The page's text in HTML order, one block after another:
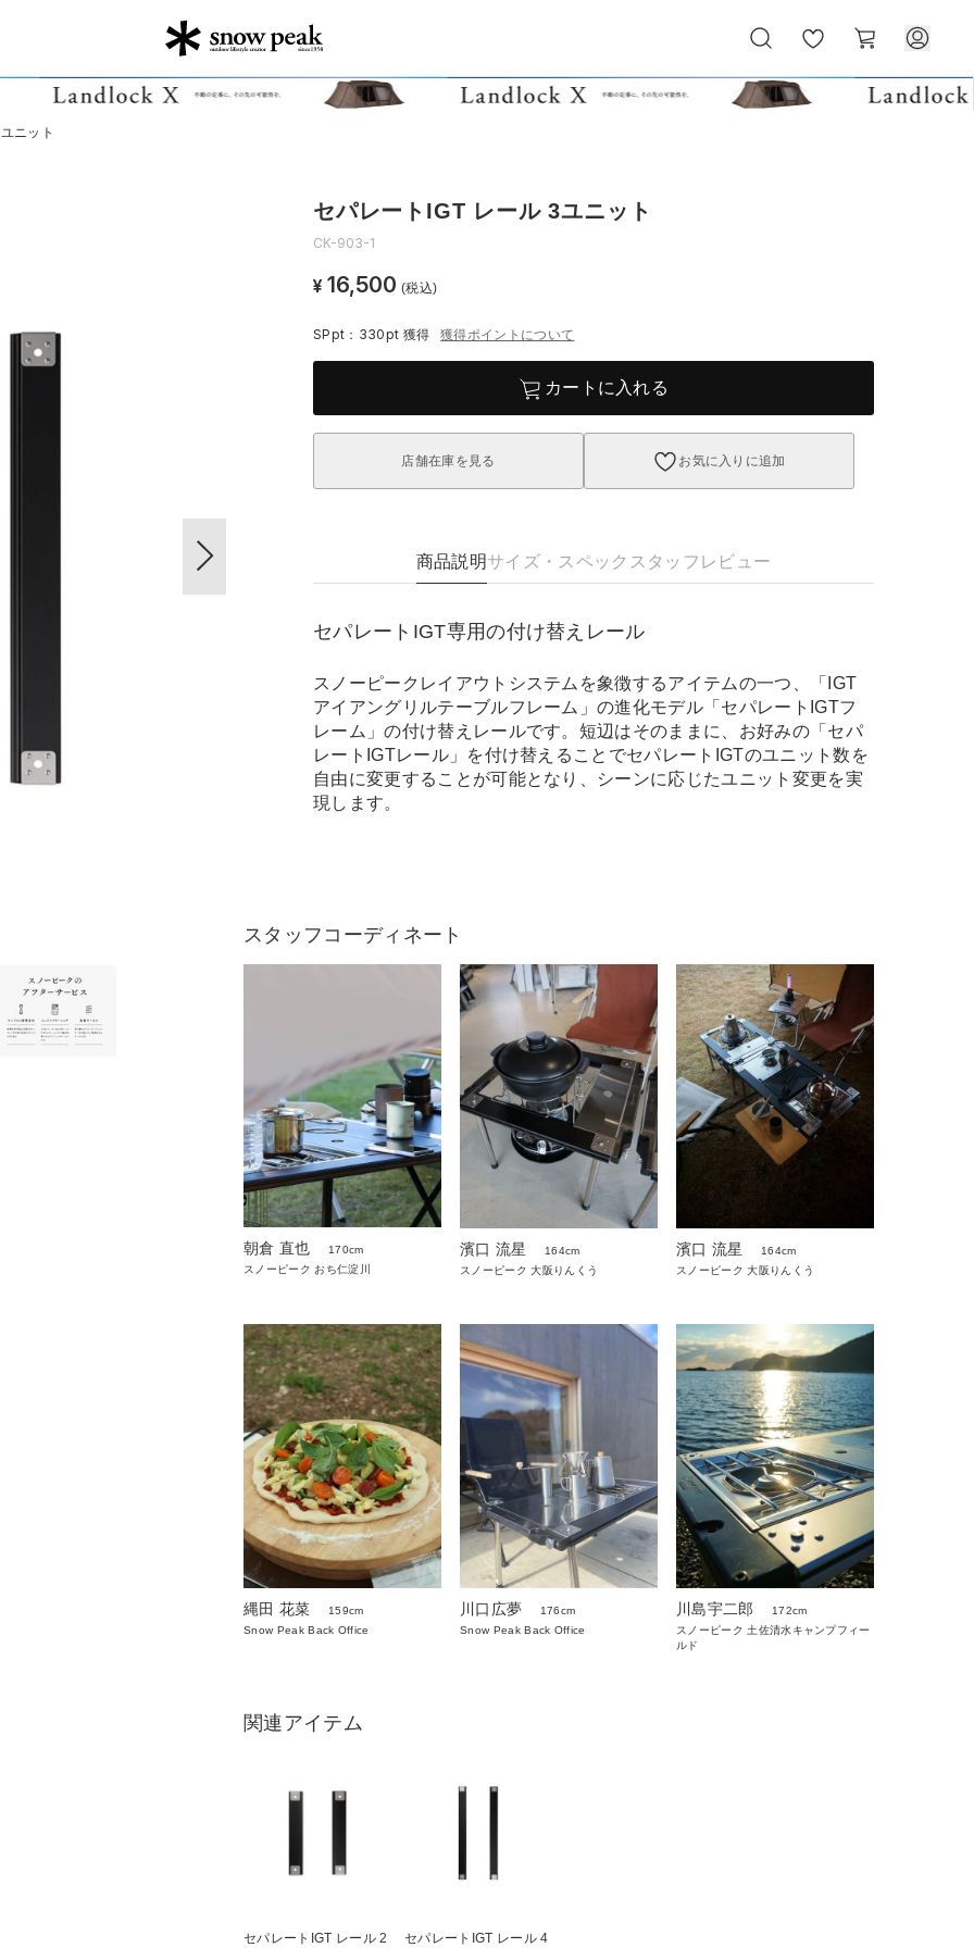
気
に
ー
ト
ニット
セパレートIGT レール 3ユニット
CK-903-1
¥ 16,500 (税込)
SPpt：330pt 獲得 獲得ポイントについて
カートに入れる
店舗在庫を見る お気に入りに追加
商品説明サイズ・スペック スタッフレビュー
セパレートIGT専用の付け替えレール
スノーピークレイアウトシステムを象徴するアイテムの一つ、「IGT
アイアングリルテーブルフレーム」の進化モデル「セパレートIGTフ
レーム」の付け替えレールです。短辺はそのままに、お好みの「セパ
レートIGTレール」を付け替えることでセパレートIGTのユニット数を
自由に変更することが可能となり、シーンに応じたユニット変更を実
現します。
スタッフコーディネート
朝倉 直也
170cm
スノーピーク おち仁淀川
濱口 流星
164cm
スノーピーク 大阪りんくう
濱口 流星
164cm
スノーピーク 大阪りんくう
縄田 花菜
159cm
Snow Peak Back Office
川口広夢
176cm
Snow Peak Back Office
川島宇二郎
172cm
スノーピーク 土佐清水キャンプフィー
ルド
関連アイテム
セパレートIGT レール 2 セパレートIGT レール 4